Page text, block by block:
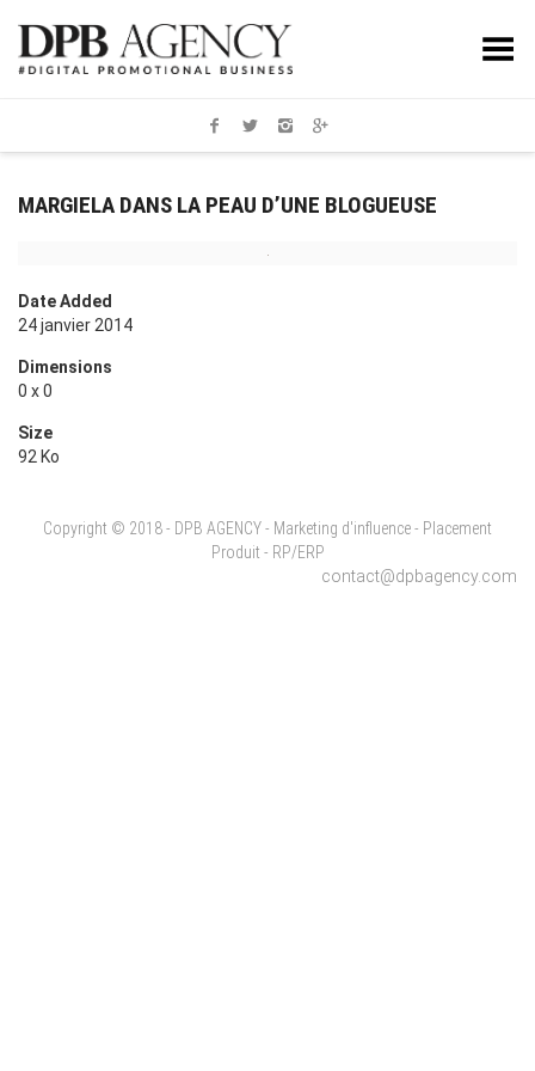
Toggle Menu
MARGIELA DANS LA PEAU D’UNE BLOGUEUSE
Date Added
24 janvier 2014
Dimensions
0 x 0
Size
92 Ko
Copyright © 2018 - DPB AGENCY - Marketing d'influence - Placement
Produit - RP/ERP
contact@dpbagency.com